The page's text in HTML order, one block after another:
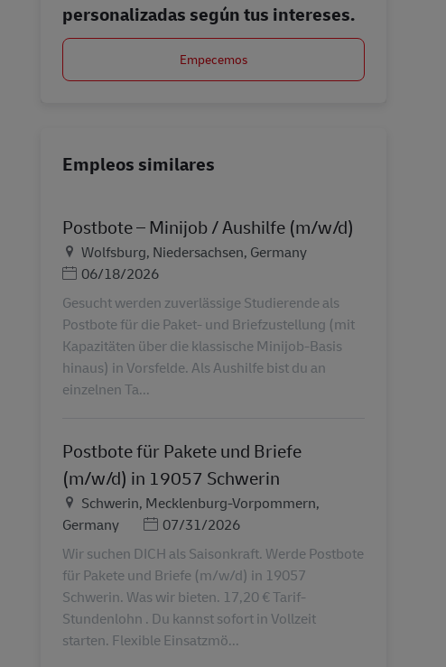
personalizadas según tus intereses.
Empecemos
Empleos similares
Postbote – Minijob / Aushilfe (m/w/d)
Ubicación
Wolfsburg, Niedersachsen, Germany
Posted Date
06/18/2026
Gesucht werden zuverlässige Studierende als
Postbote für die Paket- und Briefzustellung (mit
Kapazitäten über die klassische Minijob-Basis
hinaus) in Vorsfelde. Als Aushilfe bist du an
einzelnen Ta...
Postbote für Pakete und Briefe
(m/w/d) in 19057 Schwerin
Ubicación
Schwerin, Mecklenburg-Vorpommern,
Germany
Posted Date
07/31/2026
Wir suchen DICH als Saisonkraft. Werde Postbote
für Pakete und Briefe (m/w/d) in 19057
Schwerin. Was wir bieten. 17,20 € Tarif-
Stundenlohn . Du kannst sofort in Vollzeit
starten. Flexible Einsatzmö...